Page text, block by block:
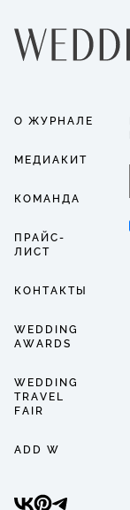
О ЖУРНАЛЕ
МЕДИАКИТ
КОМАНДА
ПРАЙС-
ЛИСТ
КОНТАКТЫ
WEDDING
AWARDS
WEDDING
TRAVEL
FAIR
ADD W